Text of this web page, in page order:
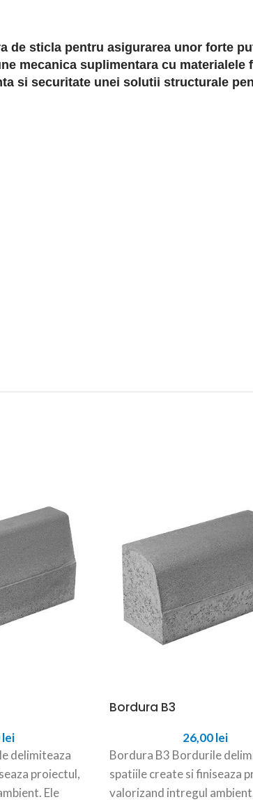
de sticla pentru asigurarea unor forte
mecanica suplimentara cu materialele
si securitate unei solutii structurale
lei
delimiteaza
proiectul,
Ele
Bordura B3
26,00lei
Bordura B3 Bordurile
spatiile create si finiseaza
valorizand intregul